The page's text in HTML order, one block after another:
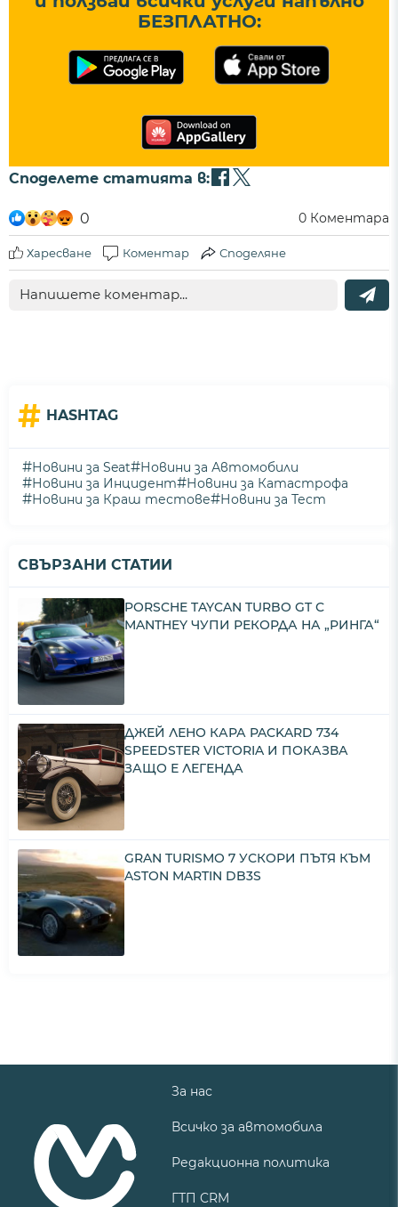
БЕЗПЛАТНО:
Споделете статията в:
0 0 Коментара
Харесване Коментар Споделяне
# HASHTAG
#Новини за Seat#Новини за Автомобили
#Новини за Инцидент#Новини за Катастрофа
#Новини за Краш тестове#Новини за Тест
СВЪРЗАНИ СТАТИИ
PORSCHE TAYCAN TURBO GT С
MANTHEY ЧУПИ РЕКОРДА НА „РИНГА“
ДЖЕЙ ЛЕНО КАРА PACKARD 734
SPEEDSTER VICTORIA И ПОКАЗВА
ЗАЩО Е ЛЕГЕНДА
GRAN TURISMO 7 УСКОРИ ПЪТЯ КЪМ
ASTON MARTIN DB3S
За нас
Всичко за автомобила
Редакционна политика
ГТП CRM